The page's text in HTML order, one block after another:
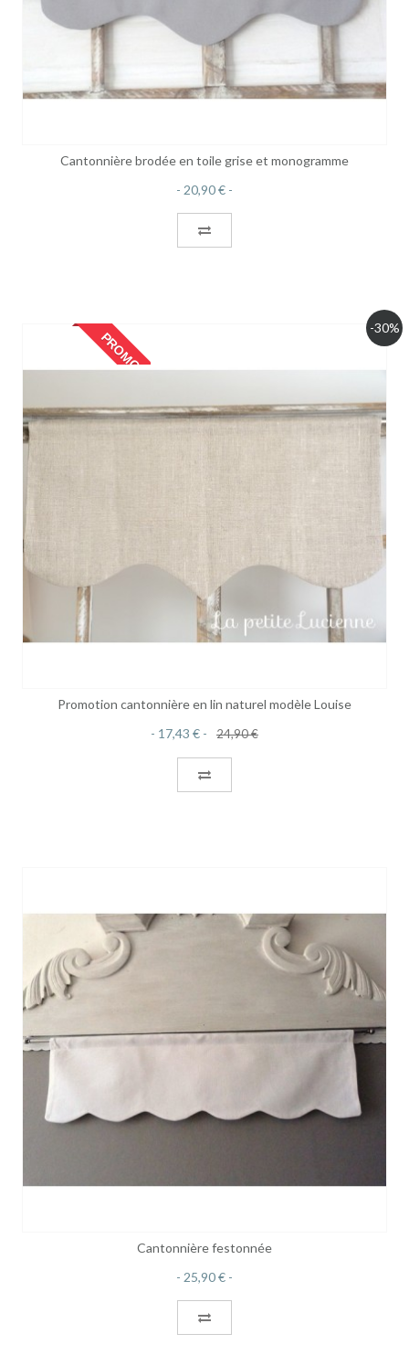
Cantonnière brodée en toile grise et monogramme
20,90 €
PROMO
Promotion cantonnière en lin naturel modèle Louise
17,43 €
24,90 €
-30%
Cantonnière festonnée
25,90 €